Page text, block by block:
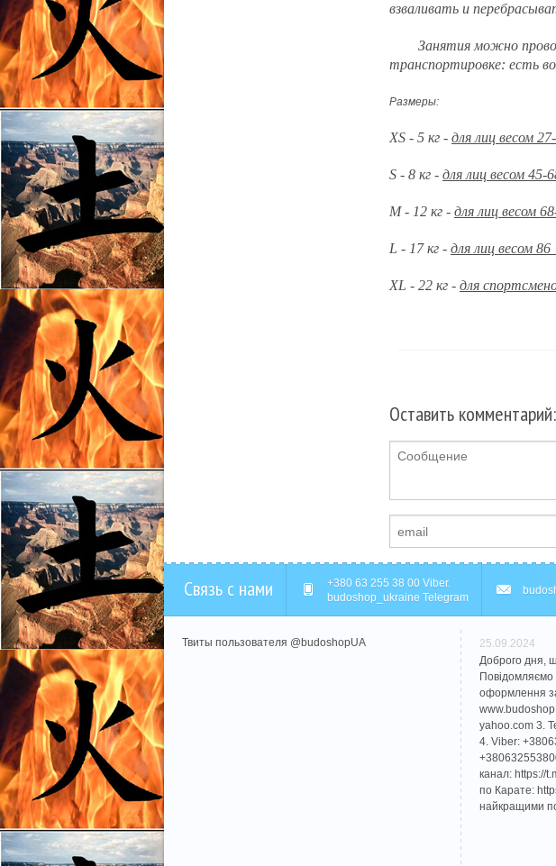
взваливать и
Занятия можно
транспортировке: есть
Размеры:
XS - 5 кг - для лиц весом
S - 8 кг - для лиц весом 45-
M - 12 кг - для лиц весом
L - 17 кг - для лиц весом 86
XL - 22 кг - для
Оставить комментарий:
Связь с нами
+380 63 255 38 00 Viber.
budoshop_ukraine Telegram
Твиты пользователя @budoshopUA
25.09.2024
Доброго дня,
Повідомляємо
оформлення
yahoo.com 3.
4. Viber:
канал: https://
по Карате:
найкращими